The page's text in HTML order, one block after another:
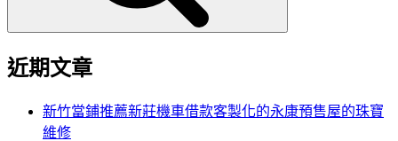
近期文章
新竹當鋪推薦新莊機車借款客製化的永康預售屋的珠寶
維修